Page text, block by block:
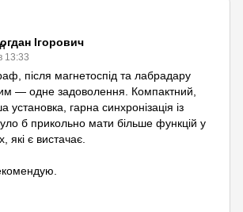
Ігорович
13:33
після магнетоспід та лабрадару
— одне задоволення. Компактний,
установка, гарна синхронізація із
б прикольно мати більше функцій у
які є вистачає.